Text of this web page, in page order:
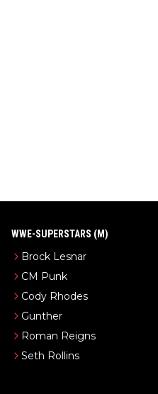
WWE-SUPERSTARS (M)
Brock Lesnar
CM Punk
Cody Rhodes
Gunther
Roman Reigns
Seth Rollins